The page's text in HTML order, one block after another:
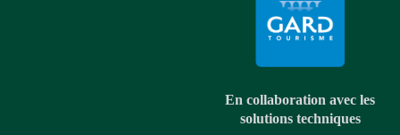
En collaboration avec les
solutions techniques